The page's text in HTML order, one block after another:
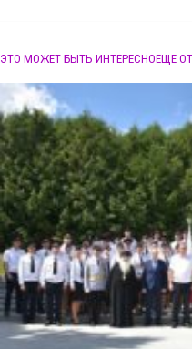
ЭТО МОЖЕТ БЫТЬ ИНТЕРЕСНОЕЩЕ